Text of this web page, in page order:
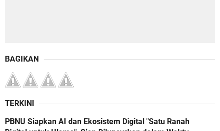
BAGIKAN
TERKINI
PBNU Siapkan AI dan Ekosistem Digital "Satu Ranah